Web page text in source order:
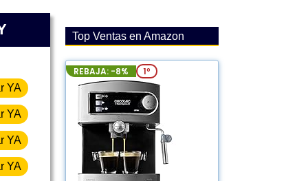
YA
YA
YA
YA
Top Ventas en Amazon
REBAJA: -8% 1º